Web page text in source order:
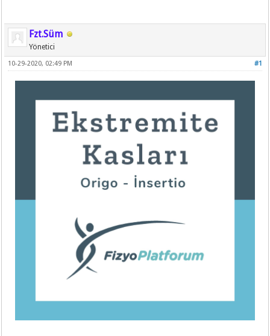
Fzt.Süm
Yönetici
#1
10-29-2020, 02:49 PM